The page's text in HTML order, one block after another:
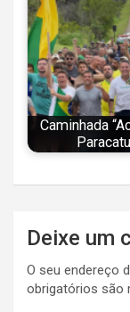
Caminhada
Navegação
de
Post
Deixe um
O seu endereço
obrigatórios são